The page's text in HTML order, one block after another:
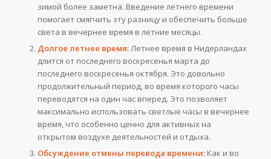
зимой более заметна. Введение летнего времени
помогает смягчить эту разницу и обеспечить больше
света в вечернее время в летние месяцы.
Долгое летнее время:Летнее время в Нидерландах
длится от последнего воскресенья марта до
последнего воскресенья октября. Это довольно
продолжительный период, во время которого часы
переводятся на один час вперед. Это позволяет
максимально использовать светлые часы в вечернее
время, что особенно ценно для активных на
открытом воздухе деятельностей и отдыха.
Обсуждение отмены перевода времени:Как и во